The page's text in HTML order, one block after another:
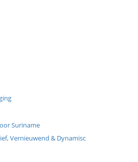
Suriname
Vernieuwend & Dynamisc